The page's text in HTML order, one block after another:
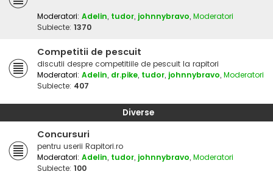
Moderatori: Adelin, tudor, johnnybravo, Moderatori
Subiecte: 1370
Competitii de pescuit
discutii despre competitiile de pescuit la rapitori
Moderatori: Adelin, dr.pike, tudor, johnnybravo, Moderatori
Subiecte: 407
Diverse
Concursuri
pentru userii Rapitori.ro
Moderatori: Adelin, tudor, johnnybravo, Moderatori
Subiecte: 100